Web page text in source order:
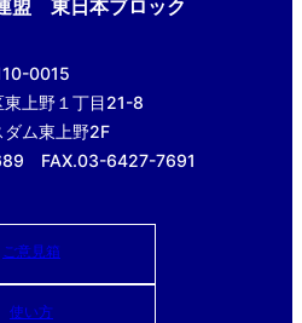
盟 東日本ブロック
0015
東上野１丁目21-8
ダム東上野2F
FAX.03-6427-7691
ご意見箱
使い方